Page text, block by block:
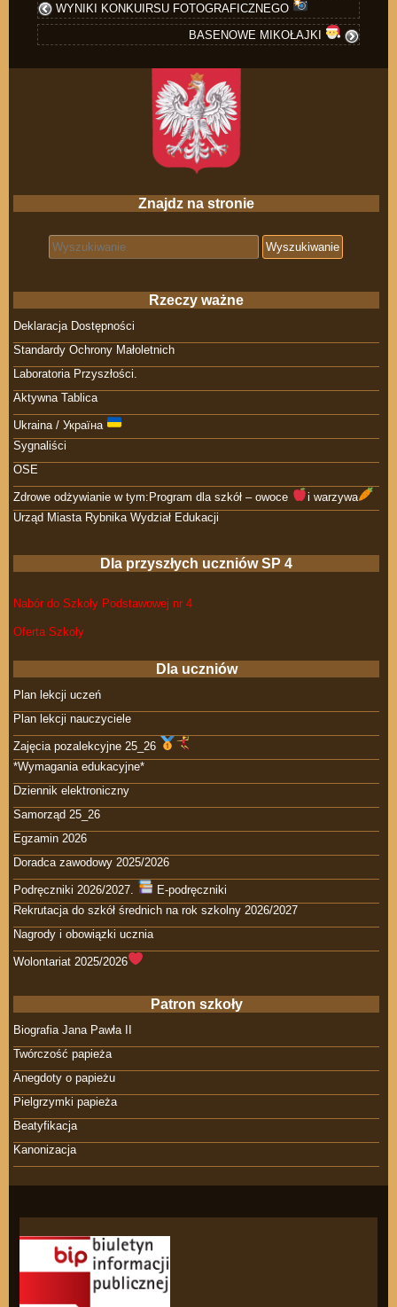
WYNIKI KONKUIRSU FOTOGRAFICZNEGO
BASENOWE MIKOŁAJKI
Znajdz na stronie
Search for:
Rzeczy ważne
Deklaracja Dostępności
Standardy Ochrony Małoletnich
Laboratoria Przyszłości.
Aktywna Tablica
Ukraina / Україна
Sygnaliści
OSE
Zdrowe odżywianie w tym:Program dla szkół – owoce
i warzywa
Urząd Miasta Rybnika Wydział Edukacji
Dla przyszłych uczniów SP 4
Nabór do Szkoły Podstawowej nr 4
Oferta Szkoły
Dla uczniów
Plan lekcji uczeń
Plan lekcji nauczyciele
Zajęcia pozalekcyjne 25_26
*Wymagania edukacyjne*
Dziennik elektroniczny
Samorząd 25_26
Egzamin 2026
Doradca zawodowy 2025/2026
Podręczniki 2026/2027.
E-podręczniki
Rekrutacja do szkół średnich na rok szkolny 2026/2027
Nagrody i obowiązki ucznia
Wolontariat 2025/2026
Patron szkoły
Biografia Jana Pawła II
Twórczość papieża
Anegdoty o papieżu
Pielgrzymki papieża
Beatyfikacja
Kanonizacja